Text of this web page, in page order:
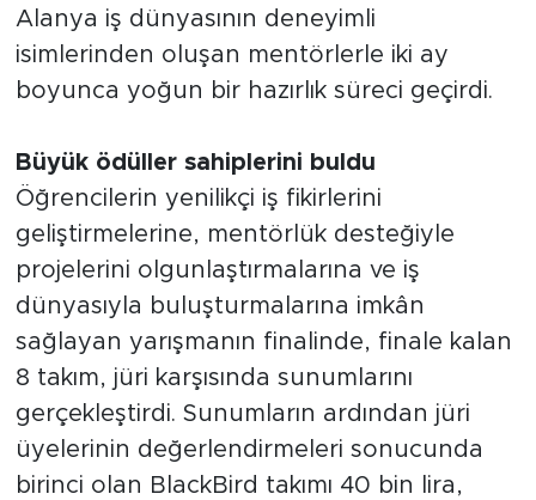
Alanya iş dünyasının deneyimli
isimlerinden oluşan mentörlerle iki ay
boyunca yoğun bir hazırlık süreci geçirdi.
Büyük ödüller sahiplerini buldu
Öğrencilerin yenilikçi iş fikirlerini
geliştirmelerine, mentörlük desteğiyle
projelerini olgunlaştırmalarına ve iş
dünyasıyla buluşturmalarına imkân
sağlayan yarışmanın finalinde, finale kalan
8 takım, jüri karşısında sunumlarını
gerçekleştirdi. Sunumların ardından jüri
üyelerinin değerlendirmeleri sonucunda
birinci olan BlackBird takımı 40 bin lira,